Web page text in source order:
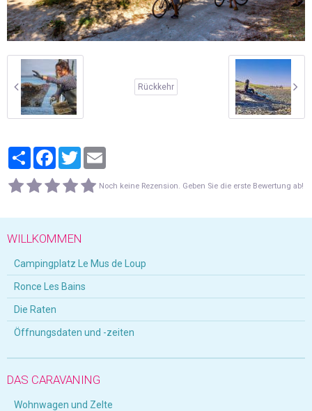
Rückkehr
PartagerFacebook
Twitter
Noch keine Rezension. Geben Sie die erste Bewertung ab!
WILLKOMMEN
Campingplatz Le Mus de Loup
Ronce Les Bains
Die Raten
Öffnungsdaten und -zeiten
DAS CARAVANING
Wohnwagen und Zelte